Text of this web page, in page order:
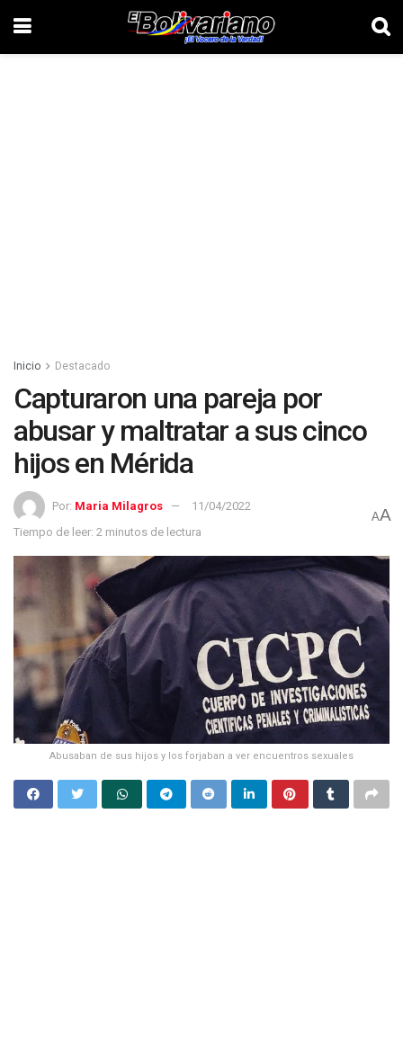
Inicio Destacado
Capturaron una pareja por
abusar y maltratar a sus cinco
hijos en Mérida
Por: Maria Milagros
11/04/2022
Tiempo de leer: 2 minutos de lectura
AA
Abusaban de sus hijos y los forjaban a ver encuentros sexuales